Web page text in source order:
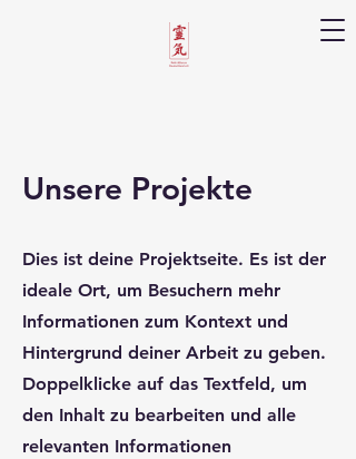
Unsere Projekte
Dies ist deine Projektseite. Es ist der
ideale Ort, um Besuchern mehr
Informationen zum Kontext und
Hintergrund deiner Arbeit zu geben.
Doppelklicke auf das Textfeld, um
den Inhalt zu bearbeiten und alle
relevanten Informationen